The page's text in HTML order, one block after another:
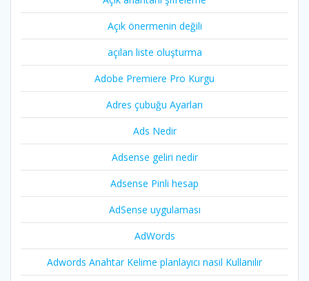
Açık önermenin değili
açılan liste oluşturma
Adobe Premiere Pro Kurgu
Adres çubuğu Ayarları
Ads Nedir
Adsense geliri nedir
Adsense Pinli hesap
AdSense uygulaması
AdWords
Adwords Anahtar Kelime planlayıcı nasıl Kullanılır